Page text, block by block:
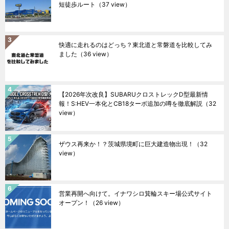
短徒歩ルート
（37 view）
快適に走れるのはどっち？東北道と常磐道を比較してみ
ました （36 view）
【2026年次改良】SUBARUクロストレックD型最新情
報！S:HEV一本化とCB18ターボ追加の噂を徹底解説 （32
view）
ザウス再来か！？茨城県境町に巨大建造物出現！
（32
view）
営業再開へ向けて。イナワシロ箕輪スキー場公式サイト
オープン！
（26 view）